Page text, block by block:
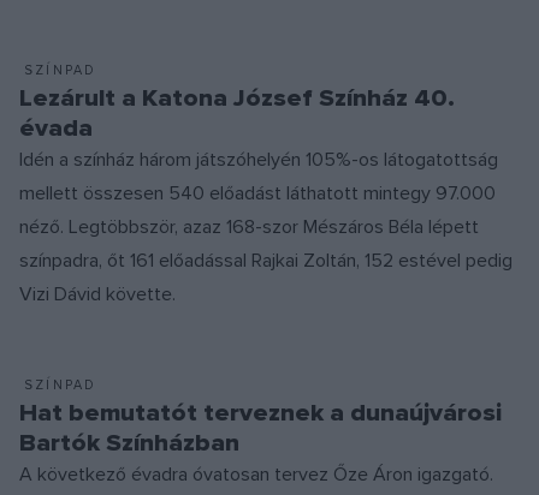
SZÍNPAD
Lezárult a Katona József Színház 40.
évada
Idén a színház három játszóhelyén 105%-os látogatottság
mellett összesen 540 előadást láthatott mintegy 97.000
néző. Legtöbbször, azaz 168-szor Mészáros Béla lépett
színpadra, őt 161 előadással Rajkai Zoltán, 152 estével pedig
Vizi Dávid követte.
SZÍNPAD
Hat bemutatót terveznek a dunaújvárosi
Bartók Színházban
A következő évadra óvatosan tervez Őze Áron igazgató.